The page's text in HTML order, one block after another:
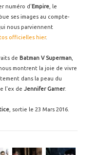
numéro d'Empire , le
ses images au compte-
nous parviennent
officielles hier.
de Batman V Superman
montrent la joie de vivre
dans la peau du
l'ex de Jennifer Garner.
, sortie le 23 Mars 2016.